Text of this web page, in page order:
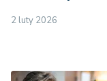
2 luty 2026